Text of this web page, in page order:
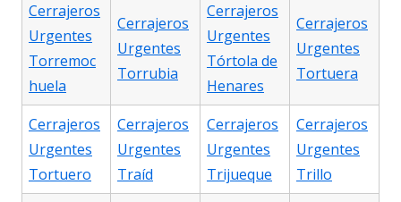
Cerrajeros
Urgentes
Torremoc
huela
Cerrajeros
Urgentes
Torrubia
Cerrajeros
Urgentes
Tórtola de
Henares
Cerrajeros
Urgentes
Tortuera
Cerrajeros
Urgentes
Tortuero
Cerrajeros
Urgentes
Traíd
Cerrajeros
Urgentes
Trijueque
Cerrajeros
Urgentes
Trillo